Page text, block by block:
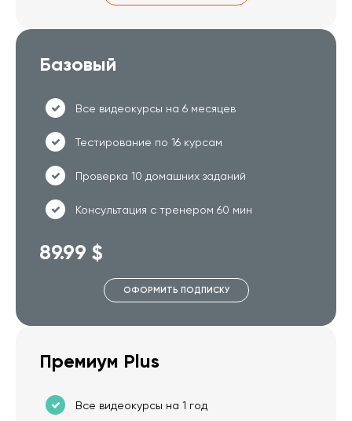
Базовый
Все видеокурсы на 6 месяцев
Тестирование по 16 курсам
Проверка 10 домашних заданий
Консультация с тренером 60 мин
89.99 $
ОФОРМИТЬ ПОДПИСКУ
Премиум Plus
Все видеокурсы на 1 год